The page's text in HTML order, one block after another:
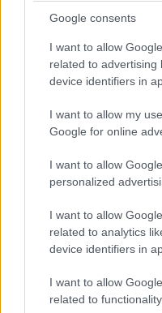
Google consents
I want to allow
related to advertising
device identifiers in
I want to allow my
Google for online
I want to allow
personalized
I want to allow
related to analytics
device identifiers in
I want to allow
related to
Ο καιρός σήμερα:
έως τους 39
8/08/2026 - 8:07πμ